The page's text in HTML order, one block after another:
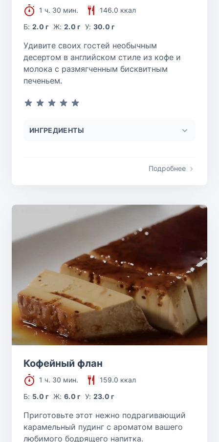
1 ч. 30 мин.
146.0 ккал
Б:2.0 г Ж: 2.0 г У: 30.0 г
Удивите своих гостей необычным
десертом в английском стиле из кофе и
молока с размягченным бисквитным
печеньем.
ИНГРЕДИЕНТЫ
Подробнее
Кофейный флан
1 ч. 30 мин.
159.0 ккал
Б: 5.0 г Ж: 6.0 г У: 23.0 г
Приготовьте этот нежно подрагивающий
карамельный пудинг с ароматом вашего
любимого бодрящего напитка.